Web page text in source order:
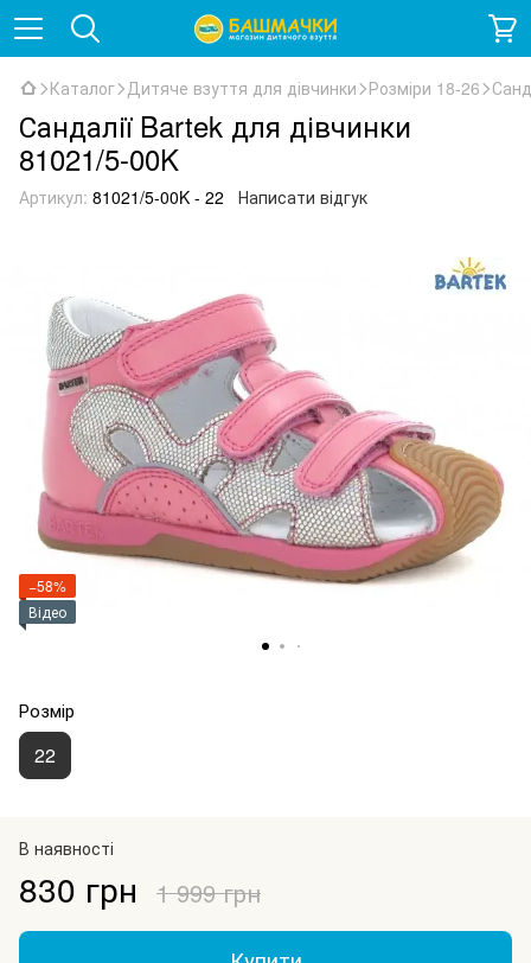
Каталог Дитяче взуття для дівчинки Розміри 18-26
Сандалії Bartek для дівчинки
81021/5-00K
Артикул: 81021/5-00K - 22 Написати відгук
−58%
Відео
Розмір
22
В наявності
830 грн 1 999 грн